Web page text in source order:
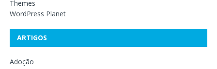
Themes
WordPress Planet
ARTIGOS
Adoção